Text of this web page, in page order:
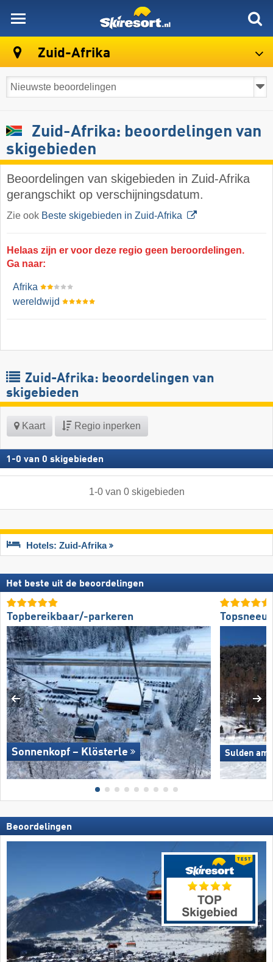
Zuid-Afrika
Zuid-Afrika: beoordelingen van
skigebieden
Beoordelingen van skigebieden in Zuid-Afrika
gerangschikt op verschijningsdatum.
Zie ook Beste skigebieden in Zuid-Afrika
Helaas zijn er voor deze regio geen beroordelingen.
Ga naar:
Afrika
wereldwijd
Zuid-Afrika: beoordelingen van
skigebieden
Kaart Regio inperken
1 -0 van 0 skigebieden
1-0van 0 skigebieden
Hotels: Zuid-Afrika
Het beste uit de beoordelingen
Topbereikbaar/-parkeren
Sonnenkopf – Klösterle Sulden am
Beoordelingen